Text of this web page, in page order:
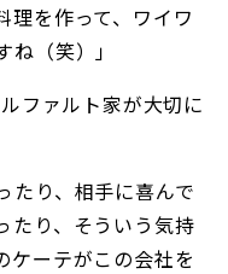
理を作って、ワイワ
（笑）」
ファルト家が大切に
たり、相手に喜んで
たり、そういう気持
ケーテがこの会社を